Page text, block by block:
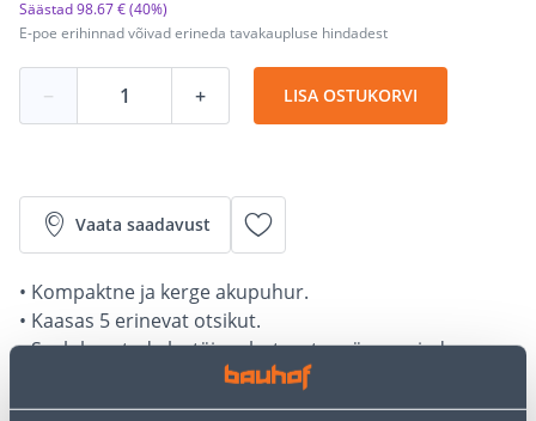
E-poe erihinnad võivad erineda tavakaupluse hindadest
Säästad98.67 €(40%)
− + LISA OSTUKORVI
Vaata saadavust
• Kompaktne ja kerge akupuhur.
• Kaasas 5 erinevat otsikut.
• Saab kasutada ka täispuhutavate mänguasjade,
sisekummide, mängubasseinide ja muu
täispuhumiseks või tühjendamiseks.